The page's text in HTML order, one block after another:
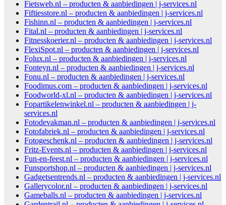
Fietsweb.nl – producten & aanbiedingen | j-services.nl
Fiftiesstore.nl – producten & aanbiedingen | j-services.nl
Fishinn.nl – producten & aanbiedingen | j-services.nl
Fital.nl – producten & aanbiedingen | j-services.nl
Fitnesskoerier.nl – producten & aanbiedingen | j-services.nl
FlexiSpot.nl – producten & aanbiedingen | j-services.nl
Folux.nl – producten & aanbiedingen | j-services.nl
Fonteyn.nl – producten & aanbiedingen | j-services.nl
Fonu.nl – producten & aanbiedingen | j-services.nl
Foodimus.com – producten & aanbiedingen | j-services.nl
Foodworld-xl.nl – producten & aanbiedingen | j-services.nl
Fopartikelenwinkel.nl – producten & aanbiedingen | j-
services.nl
Fotodevakman.nl – producten & aanbiedingen | j-services.nl
Fotofabriek.nl – producten & aanbiedingen | j-services.nl
Fotogeschenk.nl – producten & aanbiedingen | j-services.nl
Fritz-Events.nl – producten & aanbiedingen | j-services.nl
Fun-en-feest.nl – producten & aanbiedingen | j-services.nl
Funsportshop.nl – producten & aanbiedingen | j-services.nl
Gadgetsentrends.nl – producten & aanbiedingen | j-services.nl
Gallerycolor.nl – producten & aanbiedingen | j-services.nl
Gameballs.nl – producten & aanbiedingen | j-services.nl